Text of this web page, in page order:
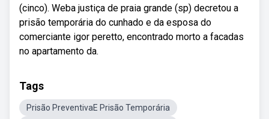
(cinco). Weba justiça de praia grande (sp) decretou a
prisão temporária do cunhado e da esposa do
comerciante igor peretto, encontrado morto a facadas
no apartamento da.
Tags
Prisão PreventivaE Prisão Temporária